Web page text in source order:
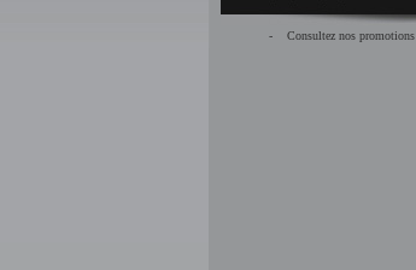
- Consultez nos promotions